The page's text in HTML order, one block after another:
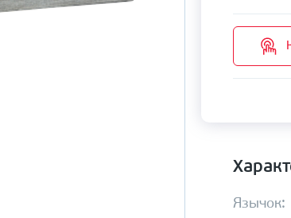
Язычок: